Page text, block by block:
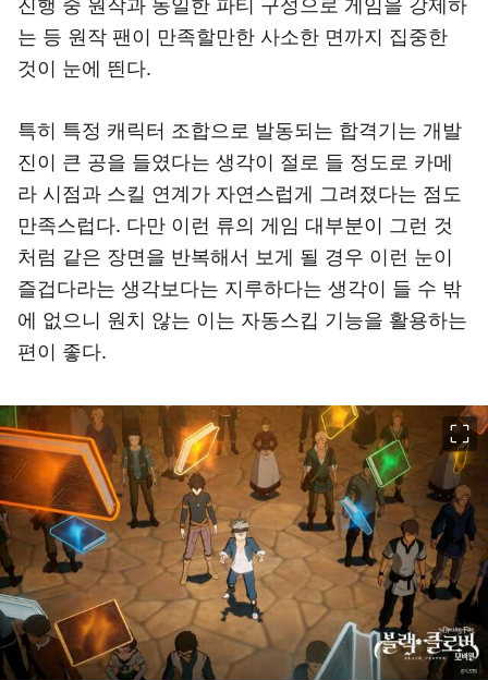
진행 중 원작과 동일한 파티 구성으로 게임을 강제하
는 등 원작 팬이 만족할만한 사소한 면까지 집중한
것이 눈에 띈다.
특히 특정 캐릭터 조합으로 발동되는 합격기는 개발
진이 큰 공을 들였다는 생각이 절로 들 정도로 카메
라 시점과 스킬 연계가 자연스럽게 그려졌다는 점도
만족스럽다. 다만 이런 류의 게임 대부분이 그런 것
처럼 같은 장면을 반복해서 보게 될 경우 이런 눈이
즐겁다라는 생각보다는 지루하다는 생각이 들 수 밖
에 없으니 원치 않는 이는 자동스킵 기능을 활용하는
편이 좋다.